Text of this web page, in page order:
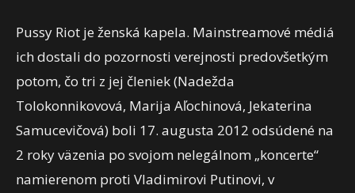
Pussy Riot je ženská kapela. Mainstreamové médiá
ich dostali do pozornosti verejnosti predovšetkým
potom, čo tri z jej členiek (Nadežda
Tolokonnikovová, Marija Aľochinová, Jekaterina
Samucevičová) boli 17. augusta 2012 odsúdené na
2 roky väzenia po svojom nelegálnom „koncerte“
namierenom proti Vladimirovi Putinovi, v